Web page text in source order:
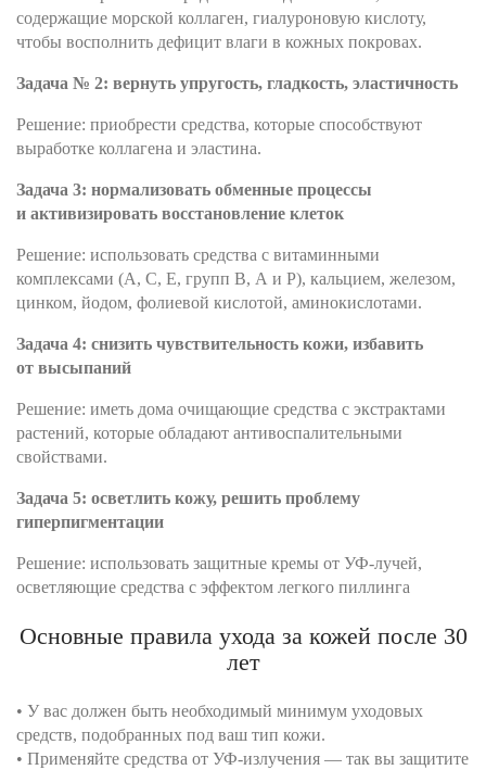
содержащие морской коллаген, гиалуроновую кислоту,
чтобы восполнить дефицит влаги в кожных покровах.
Задача № 2: вернуть упругость, гладкость, эластичность
Решение: приобрести средства, которые способствуют
выработке коллагена и эластина.
Задача 3: нормализовать обменные процессы
и активизировать восстановление клеток
Решение: использовать средства с витаминными
комплексами (A, C, E, групп В, А и Р), кальцием, железом,
цинком, йодом, фолиевой кислотой, аминокислотами.
Задача 4: снизить чувствительность кожи, избавить
от высыпаний
Решение: иметь дома очищающие средства с экстрактами
растений, которые обладают антивоспалительными
свойствами.
Задача 5: осветлить кожу, решить проблему
гиперпигментации
Решение: использовать защитные кремы от УФ-лучей,
осветляющие средства с эффектом легкого пиллинга
Основные правила ухода за кожей после 30
лет
• У вас должен быть необходимый минимум уходовых
средств, подобранных под ваш тип кожи.
• Применяйте средства от УФ-излучения — так вы защитите